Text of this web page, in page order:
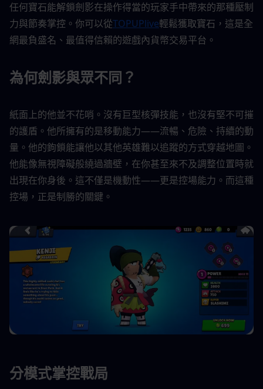
任何寶石能解鎖劍影在操作得當的玩家手中帶來的那種壓制
力與節奏掌控。你可以從TOPUPlive輕鬆獲取寶石，這是全
網最負盛名、最值得信賴的遊戲內貨幣交易平台。
為何劍影與眾不同？
紙面上的他並不花哨。沒有巨型核彈技能，也沒有堅不可摧
的護盾。他所擁有的是移動能力——流暢、危險、持續的動
量。他的鉤鎖能讓他以其他英雄難以追蹤的方式穿越地圖。
他能像無視障礙般繞過牆壁，在你甚至來不及調整位置時就
出現在你身後。這不僅是機動性——更是控場能力。而這種
控場，正是制勝的關鍵。
分模式掌控戰局